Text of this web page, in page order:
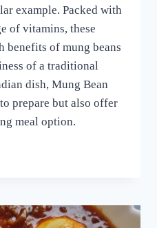
example. Packed with
of vitamins, these
benefits of mung beans
of a traditional
dish, Mung Bean
prepare but also offer
meal option.